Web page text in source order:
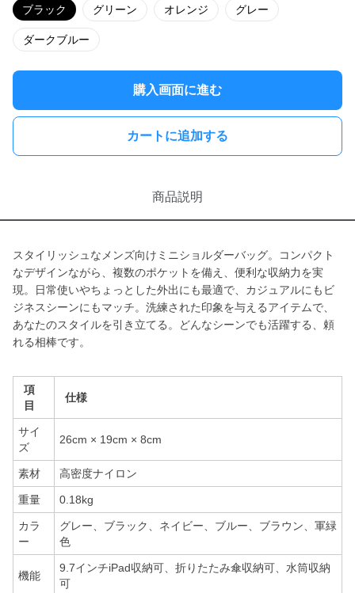
ブラック グリーン オレンジ グレー
ダークブルー
購入画面に進む
カートに追加する
商品説明
スタイリッシュなメンズ向けミニショルダーバッグ。コンパクト
なデザインながら、複数のポケットを備え、便利な収納力を実
現。日常使いやちょっとした外出にも最適で、カジュアルにもビ
ジネスシーンにもマッチ。洗練された印象を与えるアイテムで、
あなたのスタイルを引き立てる。どんなシーンでも活躍する、頼
れる相棒です。
項
目
仕様
サイ
ズ
26cm × 19cm × 8cm
素材 高密度ナイロン
重量 0.18kg
カラ
ー
グレー、ブラック、ネイビー、ブルー、ブラウン、軍緑
色
機能
9.7インチiPad収納可、折りたたみ傘収納可、水筒収納
可